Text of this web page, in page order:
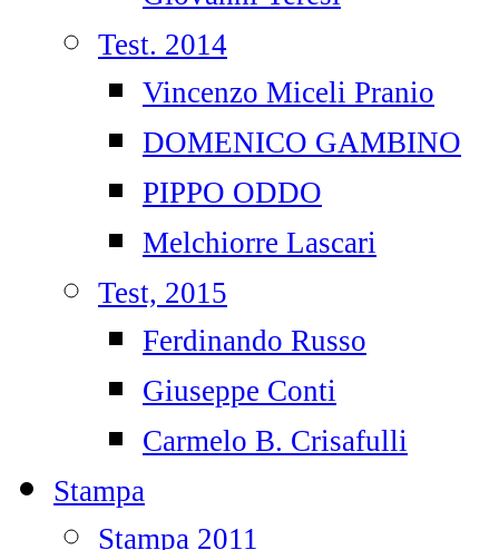
Test. 2014
Vincenzo Miceli Pranio
DOMENICO GAMBINO
PIPPO ODDO
Melchiorre Lascari
Test, 2015
Ferdinando Russo
Giuseppe Conti
Carmelo B. Crisafulli
Stampa
Stampa 2011